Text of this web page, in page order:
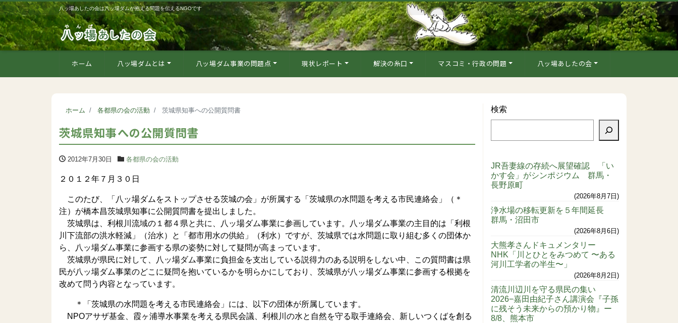
八ッ場あしたの会は八ッ場ダムが抱える問題を伝えるNGOです
ホーム 八ッ場ダムとは 八ッ場ダム事業の問題点 現状レポート 解決の糸口 マスコミ・行政の問題 八ッ場あしたの会
ホーム 各都県の会の活動 茨城県知事への公開質問書
茨城県知事への公開質問書
2012年7月30日 各都県の会の活動
２０１２年７月３０日
このたび、「八ッ場ダムをストップさせる茨城の会」が所属する「茨城県の水問題を考える市民連絡会」（＊
注）が橋本昌茨城県知事に公開質問書を提出しました。
茨城県は、利根川流域の１都４県と共に、八ッ場ダム事業に参画しています。八ッ場ダム事業の主目的は「利根
川下流部の洪水軽減」（治水）と「都市用水の供給」（利水）ですが、茨城県では水問題に取り組む多くの団体か
ら、八ッ場ダム事業に参画する県の姿勢に対して疑問が高まっています。
茨城県が県民に対して、八ッ場ダム事業に負担金を支出している説得力のある説明をしない中、この質問書は県
民が八ッ場ダム事業のどこに疑問を抱いているかを明らかにしており、茨城県が八ッ場ダム事業に参画する根拠を
改めて問う内容となっています。
＊「茨城県の水問題を考える市民連絡会」には、以下の団体が所属しています。
NPOアサザ基金、霞ヶ浦導水事業を考える県民会議、利根川の水と自然を守る取手連絡会、新しいつくばを創る
検索
JR吾妻線の存続へ展望確認 「い
かす会」がシンポジウム 群馬・
長野原町
2026年8月7日
浄水場の移転更新を５年間延長
群馬・沼田市
2026年8月6日
大熊孝さんドキュメンタリー
NHK「川とひとをみつめて 〜ある
河川工学者の半生〜」
2026年8月2日
清流川辺川を守る県民の集い
2026−嘉田由紀子さん講演会『子孫
に残そう未来からの預かり物』ー
8/8、熊本市